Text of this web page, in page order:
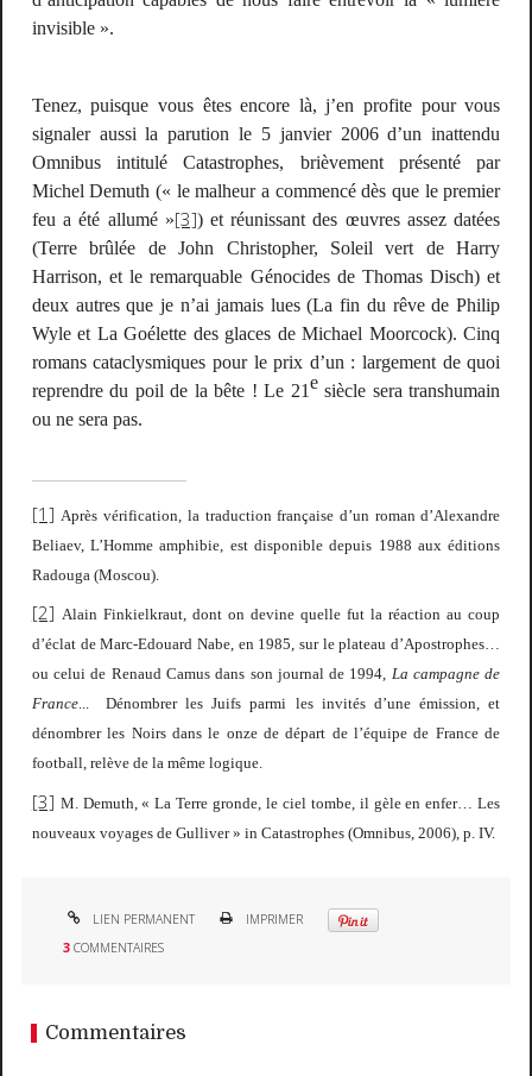
invisible ».
Tenez, puisque vous êtes encore là, j’en profite pour vous
signaler aussi la parution le 5 janvier 2006 d’un inattendu
Omnibus intituléCatastrophes, brièvement présenté par
Michel Demuth (« le malheur a commencé dès que le premier
feu a été allumé»[3]) et réunissant des œuvres assez datées
(Terre brûlée de John Christopher, Soleil vert de Harry
Harrison, et le remarquable Génocidesde Thomas Disch) et
deux autres que je n’ai jamais lues (La fin du rêvede Philip
Wyle et La Goélette des glaces de Michael Moorcock). Cinq
romans cataclysmiques pour le prix d’un : largement de quoi
reprendre du poil de la bête ! Le 21esiècle sera transhumain
ou ne sera pas.
[1] Après vérification, la traduction française d’un roman d’Alexandre
Beliaev,L’Homme amphibie , est disponible depuis 1988 aux éditions
Radouga (Moscou).
[2] Alain Finkielkraut, dont on devine quelle fut la réaction au coup
d’éclat de Marc-Edouard Nabe, en 1985, sur le plateau d’Apostrophes…
ou celui de Renaud Camus dans son journal de 1994, La campagne de
France... Dénombrer les Juifs parmi les invités d’une émission, et
dénombrer les Noirs dans le onze de départ de l’équipe de France de
football, relève de la même logique.
[3] M. Demuth, « La Terre gronde, le ciel tombe, il gèle en enfer… Les
nouveaux voyages de Gulliver » in Catastrophes(Omnibus, 2006), p. IV.
LIEN PERMANENT
IMPRIMER
3 COMMENTAIRES
Commentaires